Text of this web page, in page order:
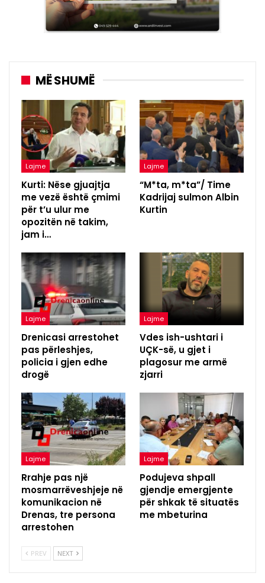
MË SHUMË
Lajme
Kurti: Nëse gjuajtja
me vezë është çmimi
për t’u ulur me
opozitën në takim,
jam i…
Lajme
“M*ta, m*ta”/ Time
Kadrijaj sulmon Albin
Kurtin
Lajme
Drenicasi arrestohet
pas përleshjes,
policia i gjen edhe
drogë
Lajme
Vdes ish-ushtari i
UÇK-së, u gjet i
plagosur me armë
zjarri
Lajme
Rrahje pas një
mosmarrëveshjeje në
komunikacion në
Drenas, tre persona
arrestohen
Lajme
Podujeva shpall
gjendje emergjente
për shkak të situatës
me mbeturina
PREV NEXT